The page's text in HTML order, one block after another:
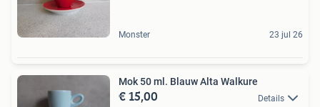
Monster 23 jul 26
Mok 50 ml. Blauw Alta Walkure
€ 15,00 Details